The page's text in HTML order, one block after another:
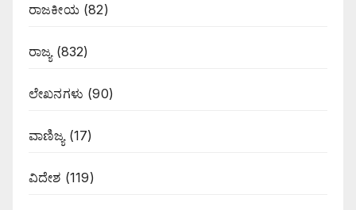
ರಾಜಕೀಯ(82)
ರಾಜ್ಯ(832)
ಲೇಖನಗಳು (90)
ವಾಣಿಜ್ಯ(17)
ವಿದೇಶ (119)